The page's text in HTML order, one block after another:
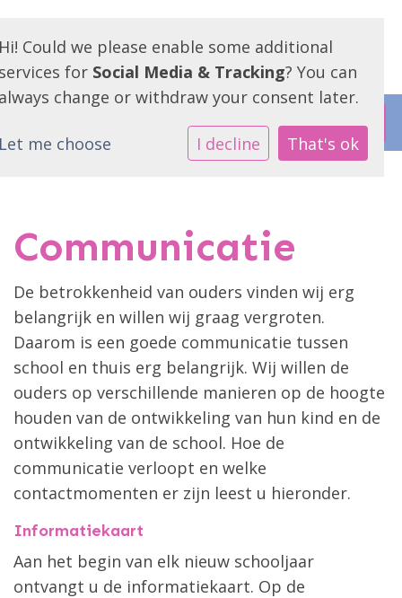
Communicatie
De betrokkenheid van ouders vinden wij erg
belangrijk en willen wij graag vergroten.
Daarom is een goede communicatie tussen
school en thuis erg belangrijk. Wij willen de
ouders op verschillende manieren op de hoogte
houden van de ontwikkeling van hun kind en de
ontwikkeling van de school. Hoe de
communicatie verloopt en welke
contactmomenten er zijn leest u hieronder.
Informatiekaart
Aan het begin van elk nieuw schooljaar
ontvangt u de informatiekaart. Op de
Could we please enable some additional
for Social Media & Tracking? You can
change or withdraw your consent later.
me choose I decline That's ok